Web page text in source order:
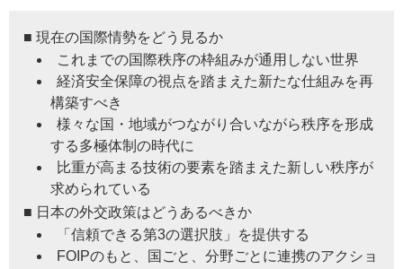
■ 現在の国際情勢をどう見るか
これまでの国際秩序の枠組みが通用しない世界
経済安全保障の視点を踏まえた新たな仕組みを再
構築すべき
様々な国・地域がつながり合いながら秩序を形成
する多極体制の時代に
比重が高まる技術の要素を踏まえた新しい秩序が
求められている
■ 日本の外交政策はどうあるべきか
「信頼できる第3の選択肢」を提供する
FOIPのもと、国ごと、分野ごとに連携のアクショ